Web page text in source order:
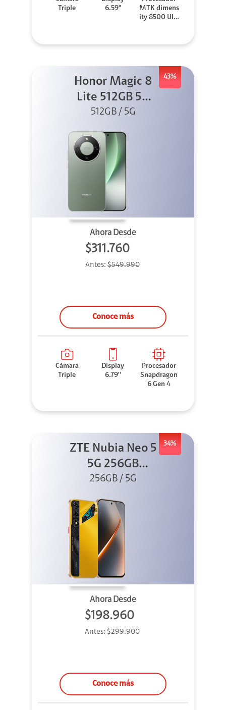
Triple
6.59"
MTK dimens
ity 8500 Ultr
43%
Honor Magic 8
Lite 512GB 5G
Verde
512GB / 5G
Ahora Desde
$311.760
Antes:$549.990
Conoce más
Cámara
Triple
Display
6.79''
Procesador
Snapdragon
6 Gen 4
34%
ZTE Nubia Neo 5
5G 256GB
Dorado
256GB / 5G
Ahora Desde
$198.960
Antes: $299.900
Conoce más